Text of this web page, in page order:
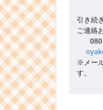
引き続
※メー